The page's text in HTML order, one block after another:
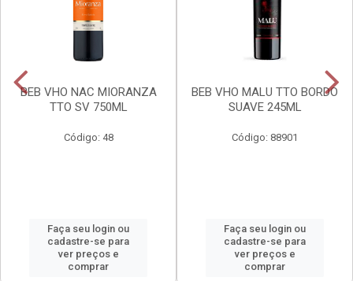
BEB VHO NAC MIORANZA
TTO SV 750ML
Código: 48
Faça seu login ou
cadastre-se para
ver preços e
comprar
BEB VHO MALU TTO BORDO
SUAVE 245ML
Código: 88901
Faça seu login ou
cadastre-se para
ver preços e
comprar